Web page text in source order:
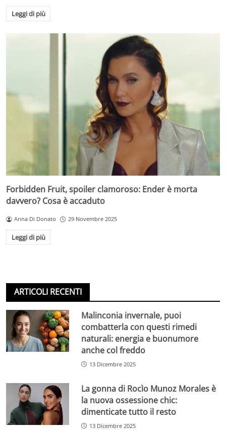
Leggi di più
Forbidden Fruit, spoiler clamoroso: Ender è morta
davvero? Cosa è accaduto
Anna Di Donato 29 Novembre 2025
Leggi di più
ARTICOLI RECENTI
Malinconia invernale, puoi
combatterla con questi rimedi
naturali: energia e buonumore
anche col freddo
13 Dicembre 2025
La gonna di Rocìo Munoz Morales è
la nuova ossessione chic:
dimenticate tutto il resto
13 Dicembre 2025